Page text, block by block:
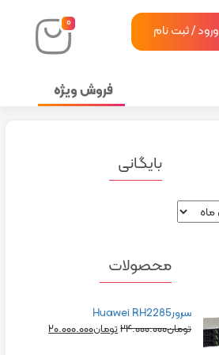
۰ ورود / ثبت نام
فروش ویژه
بایگانی
محصولات
سرورHuawei RH2285
تومان۲۴.۰۰۰.۰۰۰تومان۲۰.۰۰۰.۰۰۰